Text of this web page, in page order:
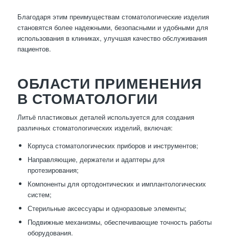
Благодаря этим преимуществам стоматологические изделия
становятся более надежными, безопасными и удобными для
использования в клиниках, улучшая качество обслуживания
пациентов.
ОБЛАСТИ ПРИМЕНЕНИЯ
В СТОМАТОЛОГИИ
Литьё пластиковых деталей используется для создания
различных стоматологических изделий, включая:
Корпуса стоматологических приборов и инструментов;
Направляющие, держатели и адаптеры для
протезирования;
Компоненты для ортодонтических и имплантологических
систем;
Стерильные аксессуары и одноразовые элементы;
Подвижные механизмы, обеспечивающие точность работы
оборудования.